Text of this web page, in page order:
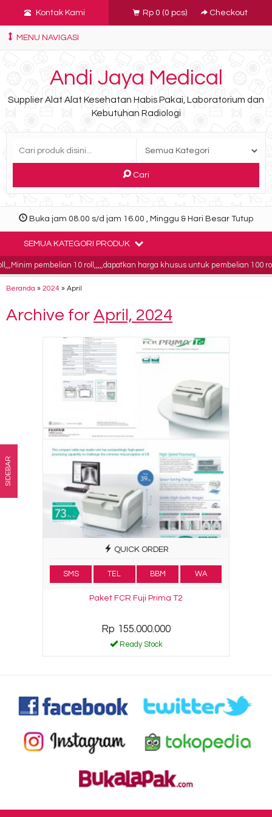
Kontak Kami Rp 0 (0 pcs) Checkout
MENU NAVIGASI
Andi Jaya Medical
Supplier Alat Alat Kesehatan Habis Pakai, Laboratorium dan
Kebutuhan Radiologi
Cari
Buka jam 08.00 s/d jam 16.00 , Minggu & Hari Besar Tutup
SEMUA KATEGORI PRODUK
pembelian 10 roll,,,,,dapatkan harga khusus untuk pembelian 100
Beranda » 2024 » April
Archive for April, 2024
QUICK ORDER
SMS TEL BBM WA
Paket FCR Fuji Prima T2
Rp 155.000.000
Ready Stock
SIDEBAR